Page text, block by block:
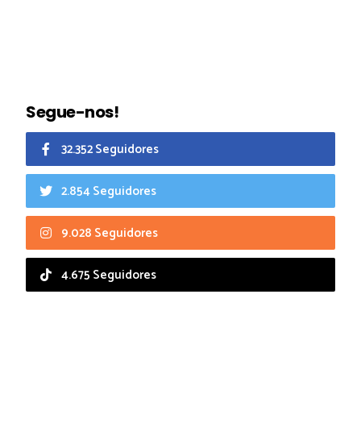
Segue-nos!
32.352 Seguidores
2.854 Seguidores
9.028 Seguidores
4.675 Seguidores